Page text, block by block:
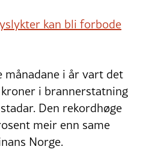
kan bli forbode
i år vart det
i brannerstatning
Den rekordhøge
meir enn same
Norge.